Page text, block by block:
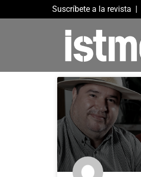
Suscríbete a la revista |